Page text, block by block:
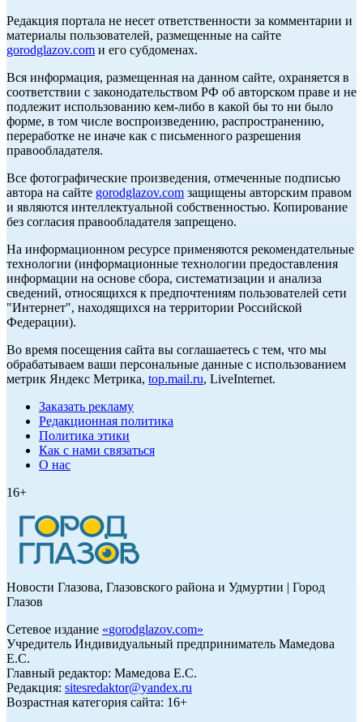
Редакция портала не несет ответственности за комментарии и
материалы пользователей, размещенные на сайте
gorodglazov.com и его субдоменах.
Вся информация, размещенная на данном сайте, охраняется в
соответствии с законодательством РФ об авторском праве и не
подлежит использованию кем-либо в какой бы то ни было
форме, в том числе воспроизведению, распространению,
переработке не иначе как с письменного разрешения
правообладателя.
Все фотографические произведения, отмеченные подписью
автора на сайте gorodglazov.com защищены авторским правом
и являются интеллектуальной собственностью. Копирование
без согласия правообладателя запрещено.
На информационном ресурсе применяются рекомендательные
технологии (информационные технологии предоставления
информации на основе сбора, систематизации и анализа
сведений, относящихся к предпочтениям пользователей сети
"Интернет", находящихся на территории Российской
Федерации).
Во время посещения сайта вы соглашаетесь с тем, что мы
обрабатываем ваши персональные данные с использованием
метрик Яндекс Метрика, top.mail.ru, LiveInternet.
Заказать рекламу
Редакционная политика
Политика этики
Как с нами связаться
О нас
16+
Новости Глазова, Глазовского района и Удмуртии | Город
Глазов
Сетевое издание «gorodglazov.com»
Учредитель Индивидуальный предприниматель Мамедова
Е.С.
Главный редактор: Мамедова Е.С.
Редакция: sitesredaktor@yandex.ru
Возрастная категория сайта: 16+